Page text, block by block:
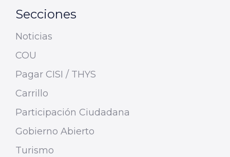
Secciones
Noticias
COU
Pagar CISI / THYS
Carrillo
Participación Ciudadana
Gobierno Abierto
Turismo